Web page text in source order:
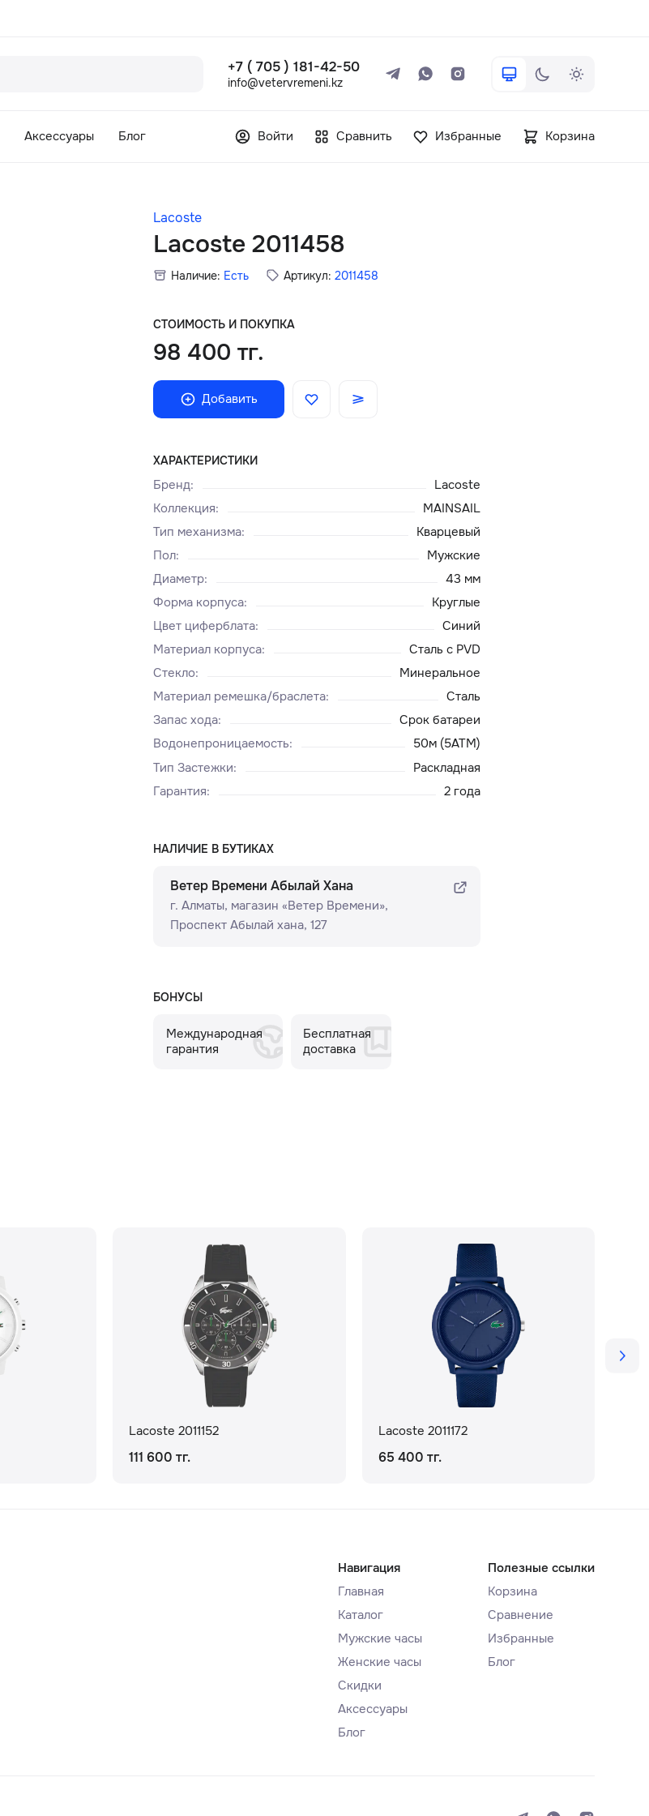
+7 ( 705 ) 181-42-50
info@vetervremeni.kz
Аксессуары Блог Войти Сравнить Избранные Корзина
Lacoste
Lacoste 2011458
Наличие: Есть Артикул: 2011458
СТОИМОСТЬ И ПОКУПКА
98 400 тг.
Добавить
ХАРАКТЕРИСТИКИ
Бренд:
Lacoste
Коллекция:
MAINSAIL
Тип механизма:
Кварцевый
Пол:
Мужские
Диаметр:
43 мм
Форма корпуса:
Круглые
Цвет циферблата:
Синий
Материал корпуса:
Сталь с PVD
Стекло:
Минеральное
Материал ремешка/браслета:
Сталь
Запас хода:
Срок батареи
Водонепроницаемость:
50м (5ATM)
Тип Застежки:
Раскладная
Гарантия: 2 года
НАЛИЧИЕ В БУТИКАХ
Ветер Времени Абылай Хана
г. Алматы, ​магазин «Ветер Времени»​,
Проспект Абылай хана, 127
БОНУСЫ
Международная
гарантия
Бесплатная
доставка
Lacoste 2011152
111 600 тг.
Lacoste 2011172
65 400 тг.
Навигация
Главная
Каталог
Мужские часы
Женские часы
Скидки
Аксессуары
Блог
Полезные ссылки
Корзина
Сравнение
Избранные
Блог
+7 ( 705 ) 181-42-50
Главная
Доставка и оплата
Сервисный центр